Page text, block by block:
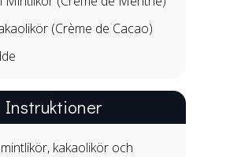
(Crème de Cacao)
Instruktioner
kakaolikör och